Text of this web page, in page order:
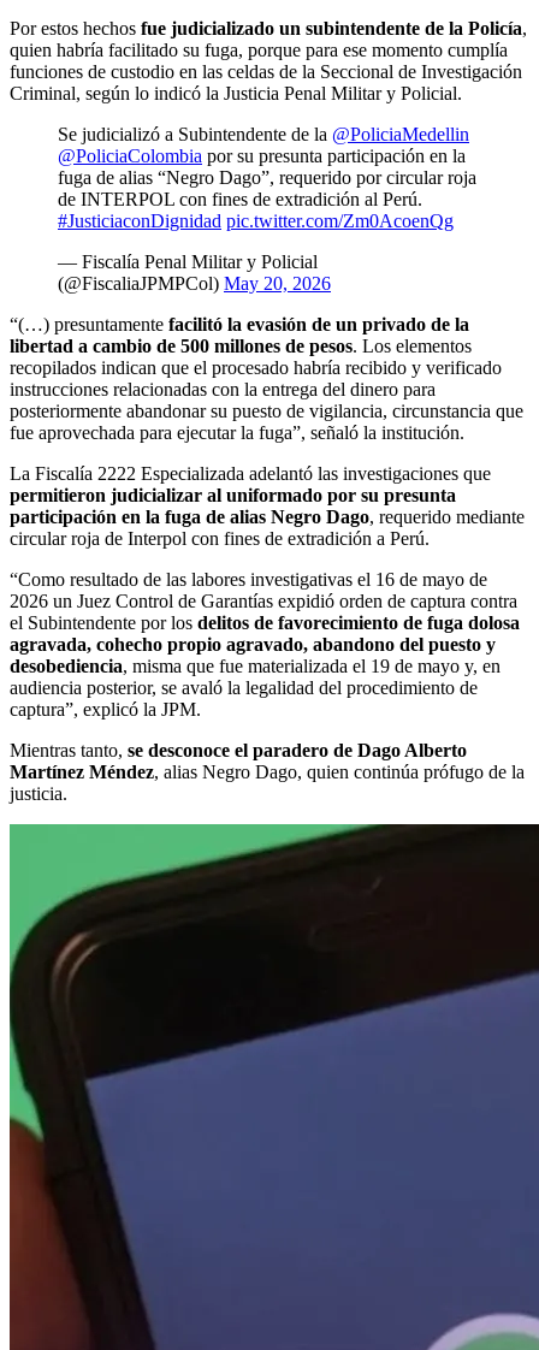
Por estos hechos fue judicializado un subintendente de la Policía,
quien habría facilitado su fuga, porque para ese momento cumplía
funciones de custodio en las celdas de la Seccional de Investigación
Criminal, según lo indicó la Justicia Penal Militar y Policial.
Se judicializó a Subintendente de la @PoliciaMedellin
@PoliciaColombia por su presunta participación en la
fuga de alias “Negro Dago”, requerido por circular roja
de INTERPOL con fines de extradición al Perú.
#JusticiaconDignidad pic.twitter.com/Zm0AcoenQg
— Fiscalía Penal Militar y Policial
(@FiscaliaJPMPCol) May 20, 2026
“(…) presuntamente facilitó la evasión de un privado de la
libertad a cambio de 500 millones de pesos. Los elementos
recopilados indican que el procesado habría recibido y verificado
instrucciones relacionadas con la entrega del dinero para
posteriormente abandonar su puesto de vigilancia, circunstancia que
fue aprovechada para ejecutar la fuga”, señaló la institución.
La Fiscalía 2222 Especializada adelantó las investigaciones que
permitieron judicializar al uniformado por su presunta
participación en la fuga de alias Negro Dago, requerido mediante
circular roja de Interpol con fines de extradición a Perú.
“Como resultado de las labores investigativas el 16 de mayo de
2026 un Juez Control de Garantías expidió orden de captura contra
el Subintendente por los delitos de favorecimiento de fuga dolosa
agravada, cohecho propio agravado, abandono del puesto y
desobediencia, misma que fue materializada el 19 de mayo y, en
audiencia posterior, se avaló la legalidad del procedimiento de
captura”, explicó la JPM.
Mientras tanto, se desconoce el paradero de Dago Alberto
Martínez Méndez, alias Negro Dago, quien continúa prófugo de la
justicia.